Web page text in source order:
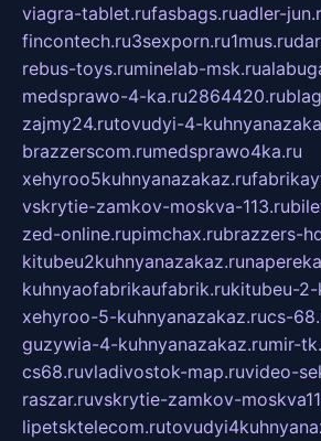
viagra-tablet.rufasbags.ruadler-
fincontech.ru3sexporn.ru1mus.ru
rebus-toys.ruminelab-msk.ru
medsprawo-4-ka.ru2864420.ru
zajmy24.rutovudyi-4-
brazzerscom.rumedsprawo4ka.ru
xehyroo5kuhnyanazakaz.ru
vskrytie-zamkov-moskva-113.ru
zed-online.rupimchax.rubrazzers-
kitubeu2kuhnyanazakaz.ru
kuhnyaofabrikaufabrik.rukitubeu-2-
xehyroo-5-kuhnyanazakaz.rucs-
guzywia-4-kuhnyanazakaz.rumir-
cs68.ruvladivostok-map.ruvideo-
raszar.ruvskrytie-zamkov-
lipetsktelecom.ru